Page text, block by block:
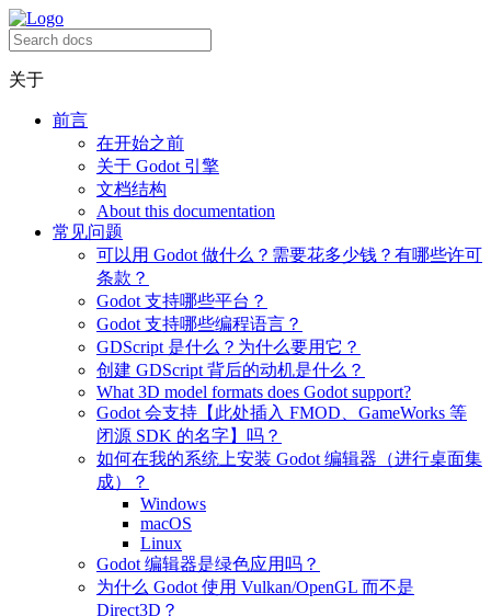
关于
前言
在开始之前
关于 Godot 引擎
文档结构
About this documentation
常见问题
可以用 Godot 做什么？需要花多少钱？有哪些许可
条款？
Godot 支持哪些平台？
Godot 支持哪些编程语言？
GDScript 是什么？为什么要用它？
创建 GDScript 背后的动机是什么？
What 3D model formats does Godot support?
Godot 会支持【此处插入 FMOD、GameWorks 等
闭源 SDK 的名字】吗？
如何在我的系统上安装 Godot 编辑器（进行桌面集
成）？
Windows
macOS
Linux
Godot 编辑器是绿色应用吗？
为什么 Godot 使用 Vulkan/OpenGL 而不是
Direct3D？